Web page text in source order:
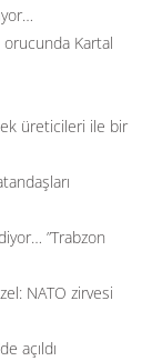
orucunda Kartal
üreticileri ile bir
”Trabzon
NATO zirvesi
açıldı